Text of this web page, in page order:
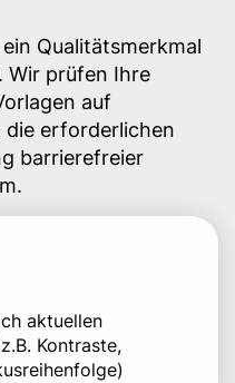
Qualitätsmerkmal
Wir prüfen Ihre
auf
die erforderlichen
barrierefreier
aktuellen
Kontraste,